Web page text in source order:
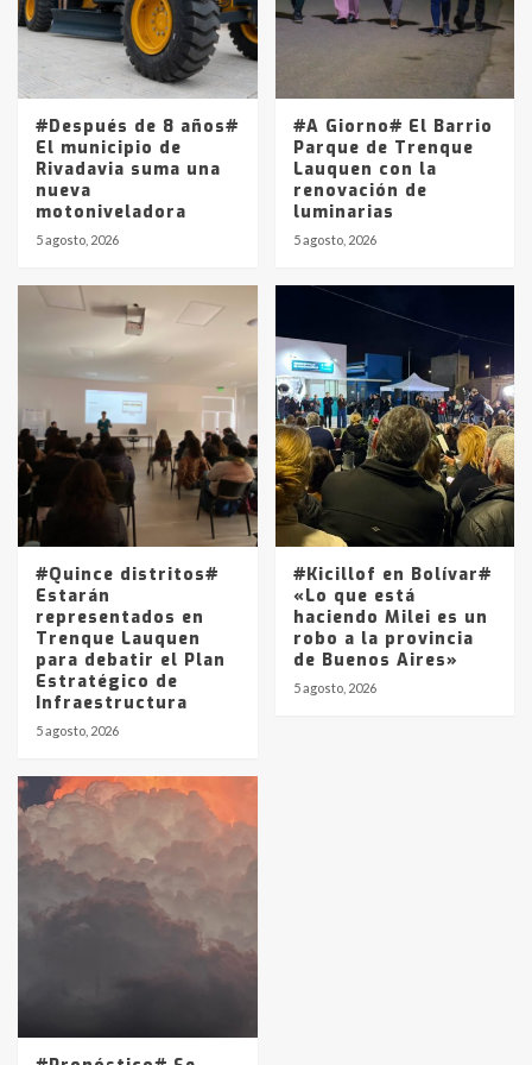
Los precios de los combustibles en
La Pampa, desde YPF hasta Axion
entre 857 a 1338 pesos
#Después de 8 años#
El municipio de
Rivadavia suma una
nueva
motoniveladora
5 agosto, 2026
#A Giorno# El Barrio
Parque de Trenque
Lauquen con la
renovación de
luminarias
5 agosto, 2026
#Quince distritos#
Estarán
representados en
Trenque Lauquen
para debatir el Plan
Estratégico de
Infraestructura
5 agosto, 2026
#Kicillof en Bolívar#
«Lo que está
haciendo Milei es un
robo a la provincia
de Buenos Aires»
5 agosto, 2026